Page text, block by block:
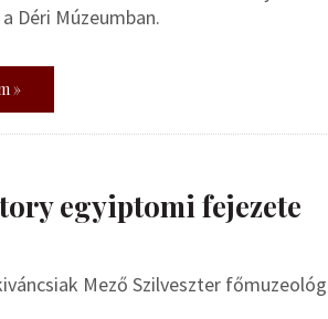
Déri Múzeumban.
»
egyiptomi fejezete
Mező Szilveszter